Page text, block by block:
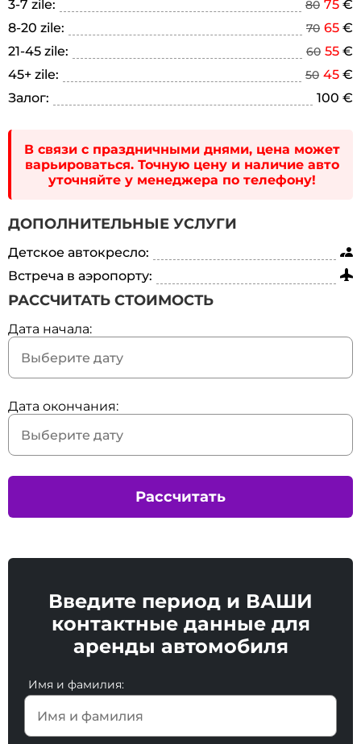
3-7 zile:
80 75 €
8-20 zile:
70 65 €
21-45 zile:
60 55 €
45+ zile:
50 45 €
Залог:
100 €
В связи с праздничными днями, цена может
варьироваться. Точную цену и наличие авто
уточняйте у менеджера по телефону!
ДОПОЛНИТЕЛЬНЫЕ УСЛУГИ
Детское автокресло:
Встреча в аэропорту:
РАССЧИТАТЬ СТОИМОСТЬ
Дата начала:
Дата окончания:
Рассчитать
Введите период и ВАШИ
контактные данные для
аренды автомобиля
Имя и фамилия: